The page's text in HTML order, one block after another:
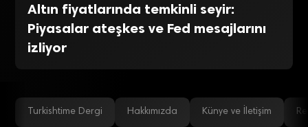
Altın fiyatlarında temkinli seyir:
Piyasalar ateşkes ve Fed mesajlarını
izliyor
Turkishtime Dergi Hakkımızda Künye ve İletişim